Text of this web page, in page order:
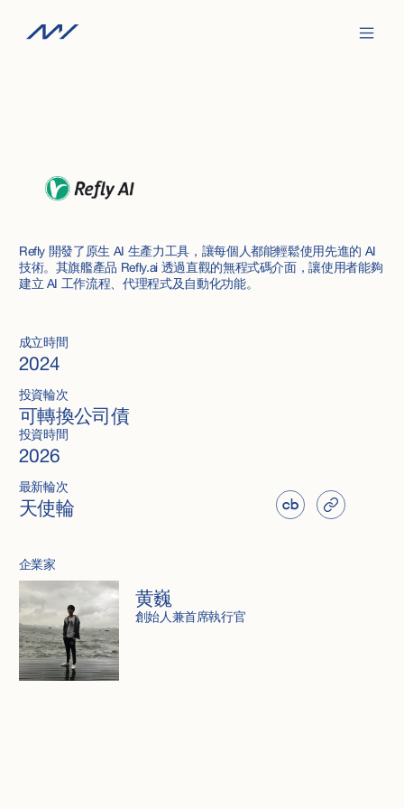
Refly 開發了原生 AI 生產力工具，讓每個人都能輕鬆使用先進的 AI
技術。其旗艦產品 Refly.ai 透過直觀的無程式碼介面，讓使用者能夠
建立 AI 工作流程、代理程式及自動化功能。
成立時間
2024
投資輪次
可轉換公司債
投資時間
2026
最新輪次
天使輪
企業家
黄巍
創始人兼首席執行官